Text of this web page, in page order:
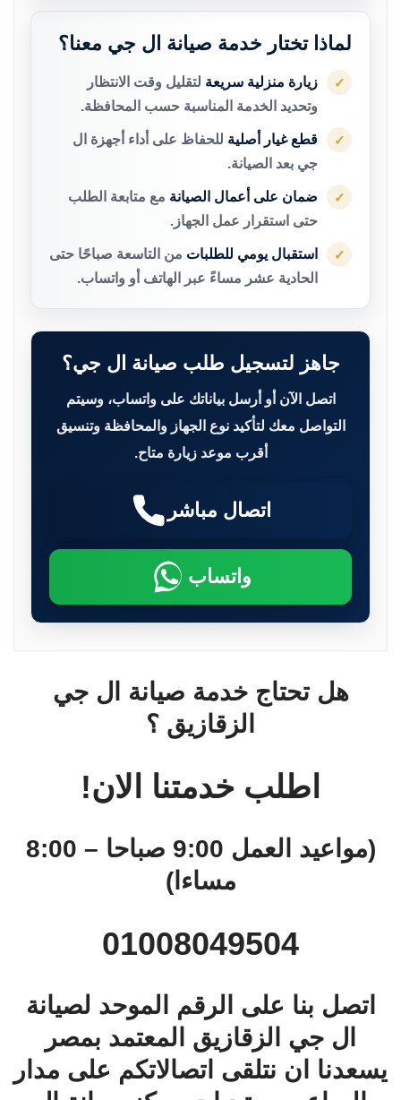
لماذا تختار خدمة صيانة ال جي معنا؟
✓ زيارة منزلية سريعة لتقليل وقت الانتظار
وتحديد الخدمة المناسبة حسب المحافظة.
✓ قطع غيار أصلية للحفاظ على أداء أجهزة ال
جي بعد الصيانة.
✓ ضمان على أعمال الصيانة مع متابعة الطلب
حتى استقرار عمل الجهاز.
✓ استقبال يومي للطلبات من التاسعة صباحًا حتى
الحادية عشر مساءً عبر الهاتف أو واتساب.
جاهز لتسجيل طلب صيانة ال جي؟
اتصل الآن أو أرسل بياناتك على واتساب، وسيتم
التواصل معك لتأكيد نوع الجهاز والمحافظة وتنسيق
أقرب موعد زيارة متاح.
اتصال مباشر
واتساب
هل تحتاج خدمة صيانة ال جي
الزقازيق ؟
اطلب خدمتنا الان!
(مواعيد العمل 9:00 صباحا – 8:00
مساءا)
01008049504
اتصل بنا على الرقم الموحد لصيانة
ال جي الزقازيق المعتمد بمصر
يسعدنا ان نتلقى اتصالاتكم على مدار